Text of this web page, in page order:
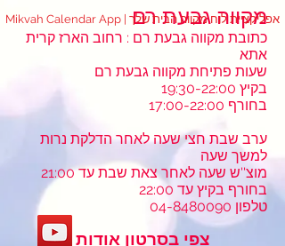
Mikvah Calendar App | אפליקציית לוח מקווה הבית שלך
מקווה גבעת רם
כתובת מקווה גבעת רם : רחוב הארז קרית
אתא
שעות פתיחת מקווה גבעת רם
בקיץ 19:30-22:00
בחורף 17:00-22:00
ערב שבת חצי שעה לאחר הדלקת נרות
למשך שעה
מוצ''ש שעה לאחר צאת שבת עד 21:00
בחורף בקיץ עד 22:00
טלפון 04-8480090
צפי בסרטון אודות